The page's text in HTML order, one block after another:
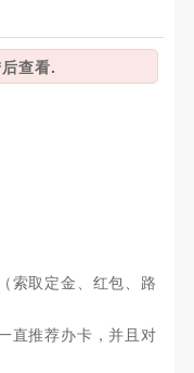
查看.
索取定金、红包、路
直推荐办卡，并且对